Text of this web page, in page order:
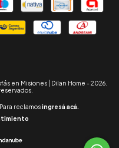
en Misiones | Dilan Home - 2026.
reclamosingresá acá.